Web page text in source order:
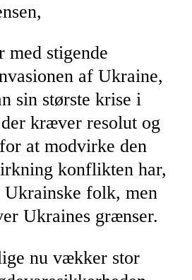
med stigende
af Ukraine,
sin største krise i
kræver resolut og
at modvirke den
konflikten har,
folk, men
Ukraines grænser.
nu vækker stor